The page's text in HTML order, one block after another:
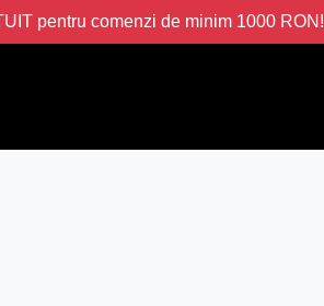
pentru comenzi de minim 1000 RON!